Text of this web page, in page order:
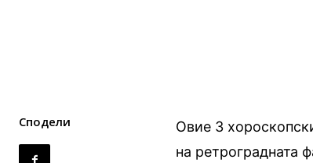
Сподели
Овие 3
на ретроградната